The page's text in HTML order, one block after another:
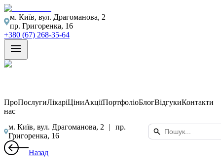
м. Київ, вул. Драгоманова, 2
пр. Григоренка, 16
+380 (67) 268-35-64
Про
нас
ПослугиЛікаріЦіниАкціїПортфоліоБлогВідгукиКонтакти
м. Київ, вул. Драгоманова, 2 |
пр.
Григоренка, 16
Назад